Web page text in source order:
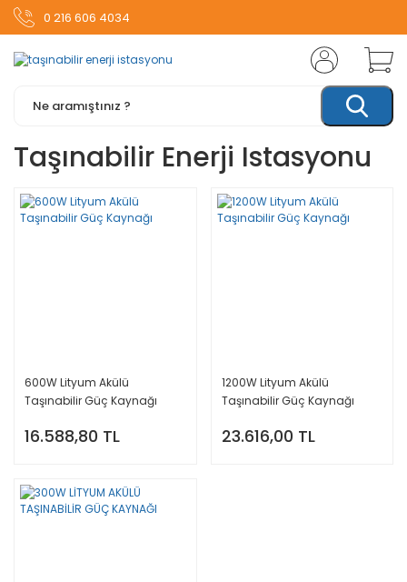
0 216 606 4034
Taşınabilir Enerji Istasyonu
600W Lityum Akülü
Taşınabilir Güç Kaynağı
16.588,80 TL
1200W Lityum Akülü
Taşınabilir Güç Kaynağı
23.616,00 TL